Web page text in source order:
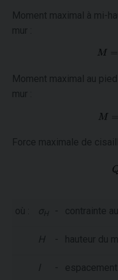
Moment maximal à mi-
mur :
Moment maximal au
mur :
Force maximale de
où : σH - contrainte
H - hauteur du
l -